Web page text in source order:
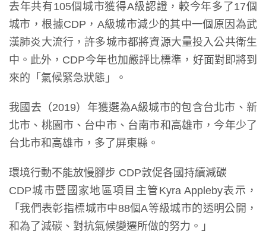
去年共有105個城市獲得A級認證，較今年多了17個
城市，根據CDP，A級城市減少的其中一個原因為武
漢肺炎大流行，許多城市都將資源大量投入公共衛生
中。此外，CDP今年也加嚴評比標準，好面對即將到
來的「氣候緊急狀態」。
我國去（2019）年獲選為A級城市的包含台北市、新
北市、桃園市、台中市、台南市和高雄市，今年少了
台北市和高雄市，多了屏東縣。
環境行動不能放慢腳步 CDP敦促各國持續減碳
CDP城市暨國家地區項目主管Kyra Appleby表示，
「我們表彰指標城市中88個A等級城市的透明公開，
和為了減碳、對抗氣候變遷所做的努力。」